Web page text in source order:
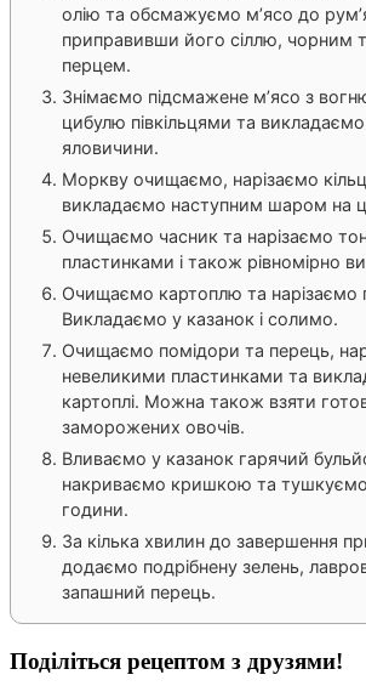
олію та обсмажуємо м’ясо до
приправивши його сіллю, чорним
перцем.
Знімаємо підсмажене м’ясо з
цибулю півкільцями та
яловичини.
Моркву очищаємо, нарізаємо
викладаємо наступним шаром на
Очищаємо часник та нарізаємо
пластинками і також рівномірно
Очищаємо картоплю та нарізаємо
Викладаємо у казанок і солимо.
Очищаємо помідори та перець,
невеликими пластинками та
картоплі. Можна також взяти
заморожених овочів.
Вливаємо у казанок гарячий
накриваємо кришкою та
години.
За кілька хвилин до завершення
додаємо подрібнену зелень,
запашний перець.
Поділіться рецептом з друзями!